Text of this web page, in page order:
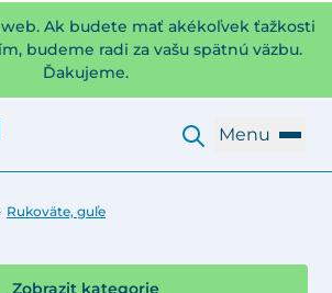
Ak budete mať akékoľvek ťažkosti
budeme radi za vašu spätnú väzbu.
Ďakujeme.
Menu
Rukoväte, guľe
Zobrazit kategorie